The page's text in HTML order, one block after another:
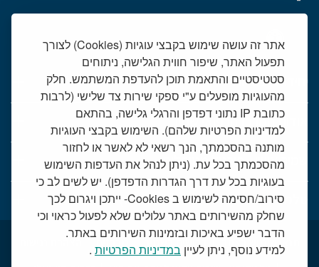
אתר זה עושה שימוש בקבצי עוגיות (Cookies) לצורך
תפעול האתר, שיפור חווית הגלישה, ניתוחים
סטטיסטיים והתאמת תוכן להעדפת המשתמש. חלק
מהעוגיות מופעלים ע"י ספקי שירות צד שלישי (לרבות
כתובת IP נתוני דפדפן והרגלי גלישה, בהתאם
למדיניות הפרטיות שלהם). השימוש בקבצי העוגיות
מותנה בהסכמתך, הנך רשאי לא לאשר או לחזור
מהסכמתך בכל עת. (ניתן לנהל את העדפות השימוש
בעוגיות בכל עת דרך הגדרות הדפדפן). יש לשים לב כי
סירוב/חסימה לשימוש ב Cookies- ייתכן ויגרום לכך
שחלק מהשירותים באתר עלולים שלא לפעול כראוי וכי
הדבר ישפיע באיכות ובזמינות השירותים באתר.
למידע נוסף, ניתן לעיין במדיניות הפרטיות .
יחידות רפואיות
אודות המרכז הרפואי שמיר
שמיר אישי - פורטל מטופלים
טלמדיסין - שירות וידאו למרפאות חוץ
תנאי שימוש באתר דרושים בשמיר